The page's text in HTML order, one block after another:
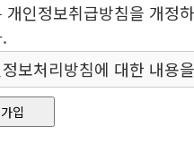
원" 자신이 정한 문자 또
비스"라 함은 "회사"가
이템 기타 유료콘텐츠를
"라 함은 서비스의 효율
가치가 없는 "서비스" 상
개인정보취급방침을 개정
: 2007 년12 월14 일부터
하는 개인정보항목
보처리방침에 대한 내용
입